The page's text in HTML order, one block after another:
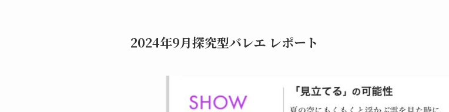
2024年9月探究型バレエ レポート